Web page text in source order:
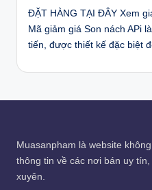
ĐẶT HÀNG TẠI ĐÂY Xem
Mã giảm giá Son nách APi
tiến, được thiết kế đặc biệt
Muasanpham là website
thông tin về các nơi bán uy
xuyên.